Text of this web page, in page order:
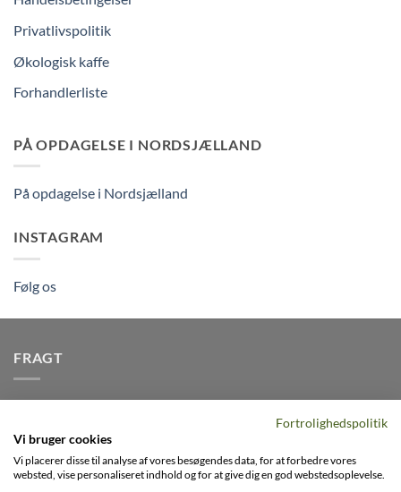
Privatlivspolitik
Økologisk kaffe
Forhandlerliste
PÅ OPDAGELSE I NORDSJÆLLAND
På opdagelse i Nordsjælland
INSTAGRAM
Følg os
FRAGT
på alle pakker - Husk der er fri
levering på alle ordre over DKK395
Fortrolighedspolitik
Vi bruger cookies
Vi placerer disse til analyse af vores besøgendes data, for at forbedre vores
websted, vise personaliseret indhold og for at give dig en god webstedsoplevelse.